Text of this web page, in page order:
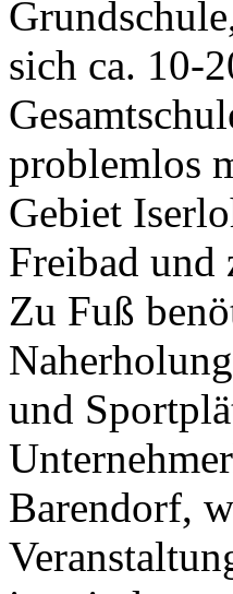
sich ca. 10-
problemlos
Gebiet
Freibad und
Zu Fuß
und
Barendorf,